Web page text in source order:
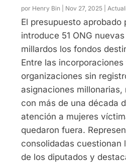
por Henry Bin Nov 27, 2025
El presupuesto aprobado
introduce 51 ONG
millardos los fondos
Entre las incorporaciones
organizaciones sin
asignaciones millonarias,
con más de una década
atención a mujeres
quedaron fuera.
consolidadas cuestionan
de los diputados y